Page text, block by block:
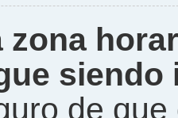
zona
siendo
de